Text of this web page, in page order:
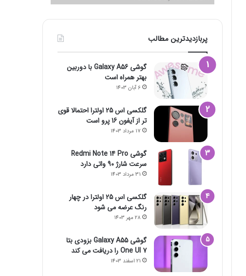
پربازدیدترین مطالب
گوشی Galaxy A56 با دوربین
بهتر همراه است
6 آبان 1403
گلکسی اس 25 اولترا احتمالا قوی
تر از آیفون 16 پرو است
17 مرداد 1403
گوشی Redmi Note 14 Pro
سرعت شارژ 90 واتی دارد
31 مرداد 1403
گلکسی اس 25 اولترا در چهار
رنگ عرضه می شود
28 مهر 1403
گوشی Galaxy A55 بزودی بتا
One UI 7 را دریافت می کند
21 اسفند 1403